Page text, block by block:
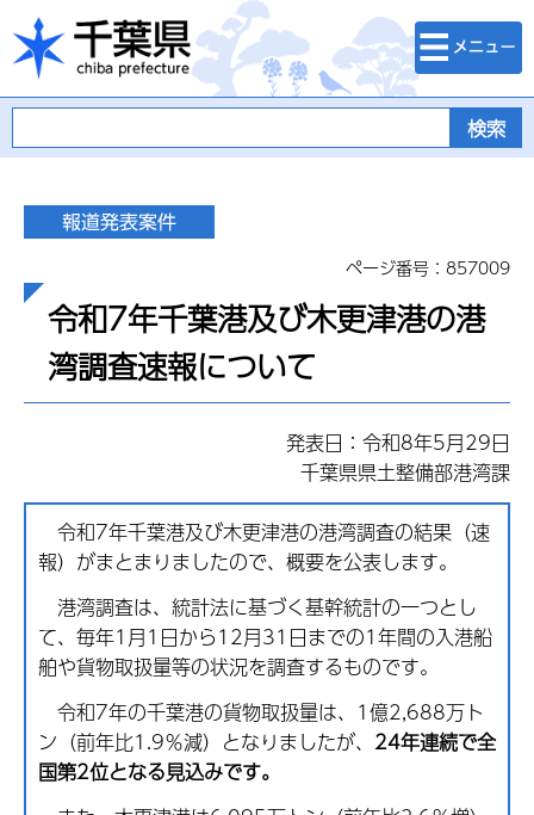
千葉県
検索・メニュ
ー
ページ番号：857009
令和7年千葉港及び木更津港の港
湾調査速報について
発表日：令和8年5月29日
千葉県県土整備部港湾課
令和7年千葉港及び木更津港の港湾調査の結果（速
報）がまとまりましたので、概要を公表します。
港湾調査は、統計法に基づく基幹統計の一つとし
て、毎年1月1日から12月31日までの1年間の入港船
舶や貨物取扱量等の状況を調査するものです。
令和7年の千葉港の貨物取扱量は、1億2,688万ト
ン（前年比1.9％減）となりましたが、 24年連続で全
国第2位となる見込みです。